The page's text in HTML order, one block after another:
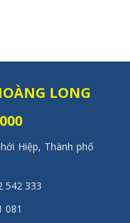
LONG
Hiệp, Thành phố
542 333
081